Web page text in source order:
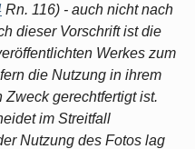
Rn. 116) - auch nicht nach
dieser Vorschrift ist die
Werkes zum
die Nutzung in ihrem
gerechtfertigt ist.
im Streitfall
Nutzung des Fotos lag